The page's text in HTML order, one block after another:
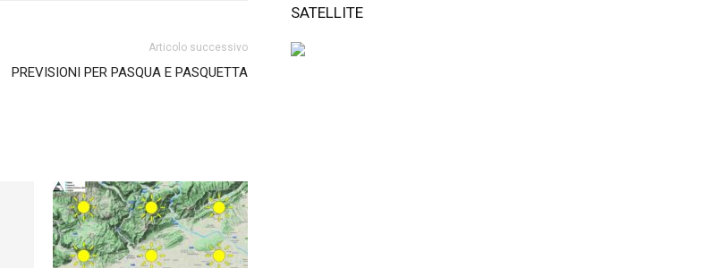
Articolo successivo
PREVISIONI PER PASQUA E PASQUETTA
SATELLITE